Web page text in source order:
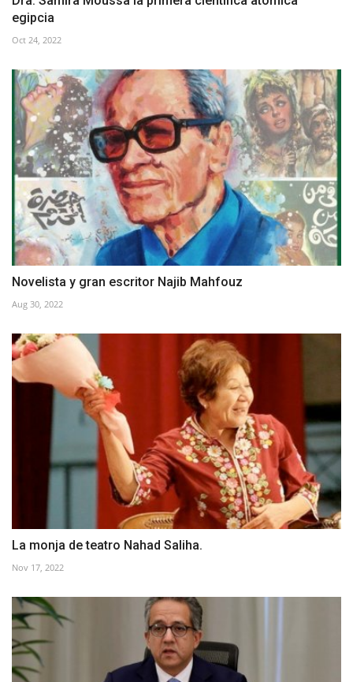
egipcia
Oct 24, 2022
Novelista y gran escritor Najib Mahfouz
Aug 30, 2022
La monja de teatro Nahad Saliha.
Nov 17, 2022